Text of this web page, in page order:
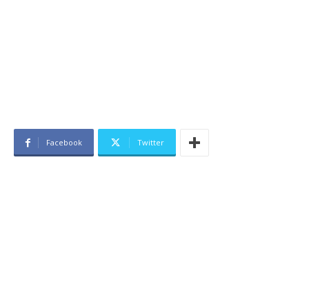
Facebook Twitter